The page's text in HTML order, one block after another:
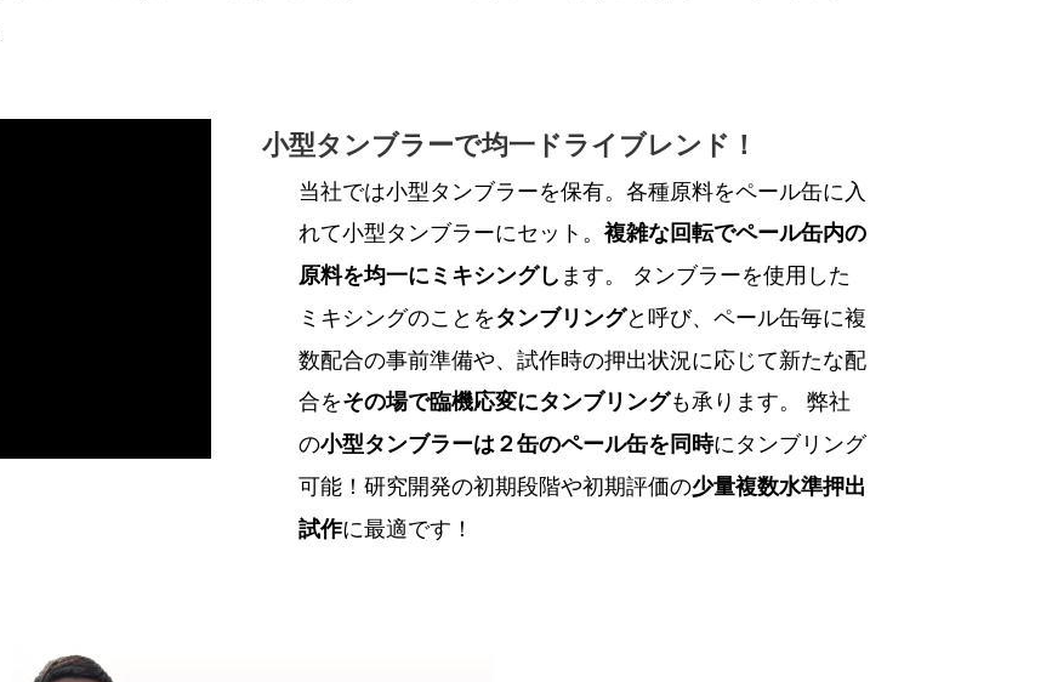
小型タンブラーで均一ドライブレンド！
当社では小型タンブラーを保有。各種原料をペール缶に入
れて小型タンブラーにセット。 複雑な回転でペール缶内の
原料を均一にミキシングし ます。
タンブラーを使用した
ミキシングのことをタンブリングと呼び、 ペール缶毎に複
数配合の事前準備や、試作時の押出状況に応じて新たな配
合をその場で臨機応変にタンブリングも承ります。
弊社
の小型タンブラーは２缶のペール缶を同時にタンブリング
可能！ 研究開発の初期段階や初期評価の少量複数水準押出
試作に最適です！